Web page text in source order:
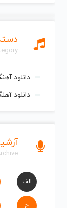
دانلود
دانلود
الف
ح